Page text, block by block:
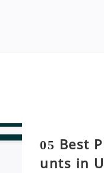
05 Best
unts in